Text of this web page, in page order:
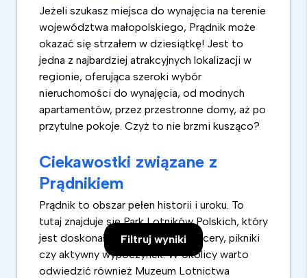
Filtruj wyniki
Jeżeli szukasz miejsca do wynajęcia na terenie
województwa małopolskiego, Prądnik może
okazać się strzałem w dziesiątkę! Jest to
jedna z najbardziej atrakcyjnych lokalizacji w
regionie, oferująca szeroki wybór
nieruchomości do wynajęcia, od modnych
apartamentów, przez przestronne domy, aż po
przytulne pokoje. Czyż to nie brzmi kusząco?
Ciekawostki związane z
Prądnikiem
Prądnik to obszar pełen historii i uroku. To
tutaj znajduje się Park Lotników Polskich, który
jest doskonałym miejscem na spacery, pikniki
czy aktywny wypoczynek. W okolicy warto
odwiedzić również Muzeum Lotnictwa